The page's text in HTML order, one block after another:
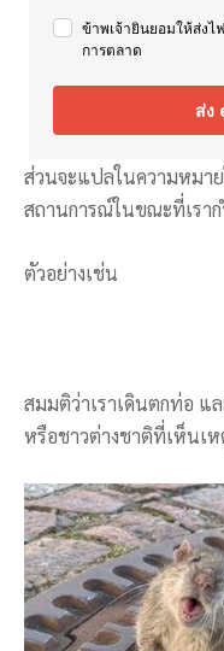
ข้าพเจ้ายินยอมให้ส่งไ
การตลาด
ส่ง
ส่วนจะแปลในความหมา
สถานการณ์ในขณะที่เรา
ตัวอย่างเช่น
สมมติว่าเราเดินตกท่อ แ
หรือชาวต่างชาติที่เห็นเห